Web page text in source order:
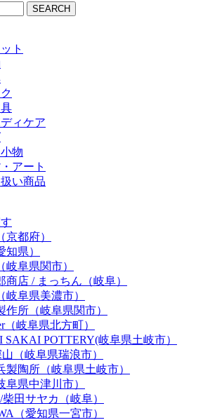
SEARCH
ト
ィケア
物
アート
い商品
京都府）
知県）
岐阜県関市）
商店 / まっちん（岐阜）
岐阜県美濃市）
作所（岐阜県関市）
（岐阜県北方町）
POTTERY(岐阜県土岐市）
山（岐阜県瑞浪市）
製陶所（岐阜県土岐市）
阜県中津川市）
柴田サヤカ（岐阜）
（愛知県一宮市）